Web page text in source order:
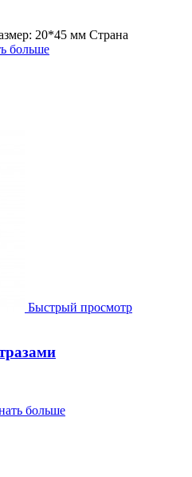
20*45 мм Страна
больше
Быстрый просмотр
больше